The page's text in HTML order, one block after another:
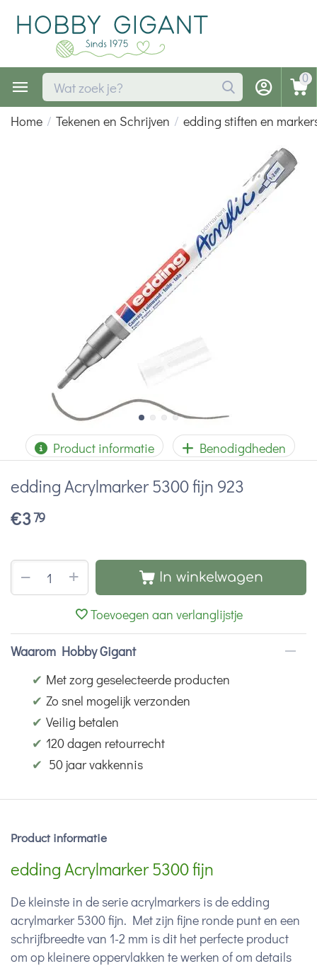
0
Home / Tekenen en Schrijven / edding stiften en
Product informatie Benodigdheden
edding Acrylmarker 5300 fijn 923
€379
+
− In winkelwagen
Toevoegen aan verlanglijstje
Waarom Hobby Gigant
✔ Met zorg geselecteerde producten
✔ Zo snel mogelijk verzonden
✔ Veilig betalen
✔ 120 dagen retourrecht
✔ 50 jaar vakkennis
Product informatie
edding Acrylmarker 5300 fijn
De kleinste in de serie acrylmarkers is de edding
acrylmarker 5300 fijn. Met zijn fijne ronde punt en een
schrijfbreedte van 1-2 mm is dit het perfecte product
om op kleinere oppervlakken te werken of om details